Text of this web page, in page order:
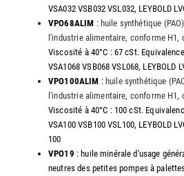
VSA032 VSB032 VSL032, LEYBOLD
VPO68ALIM : huile synthétique
l'industrie alimentaire, conforme H1,
Viscosité à 40°C : 67 cSt. Equivalence
VSA1068 VSB068 VSL068, LEYBOLD
VPO100ALIM : huile synthétique
l'industrie alimentaire, conforme H1,
Viscosité à 40°C : 100 cSt.
VSA100 VSB100 VSL100, LEYBOLD
100
VPO19 : huile minérale d'usage
neutres des petites pompes à